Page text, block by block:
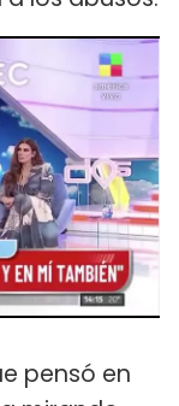
pensó en